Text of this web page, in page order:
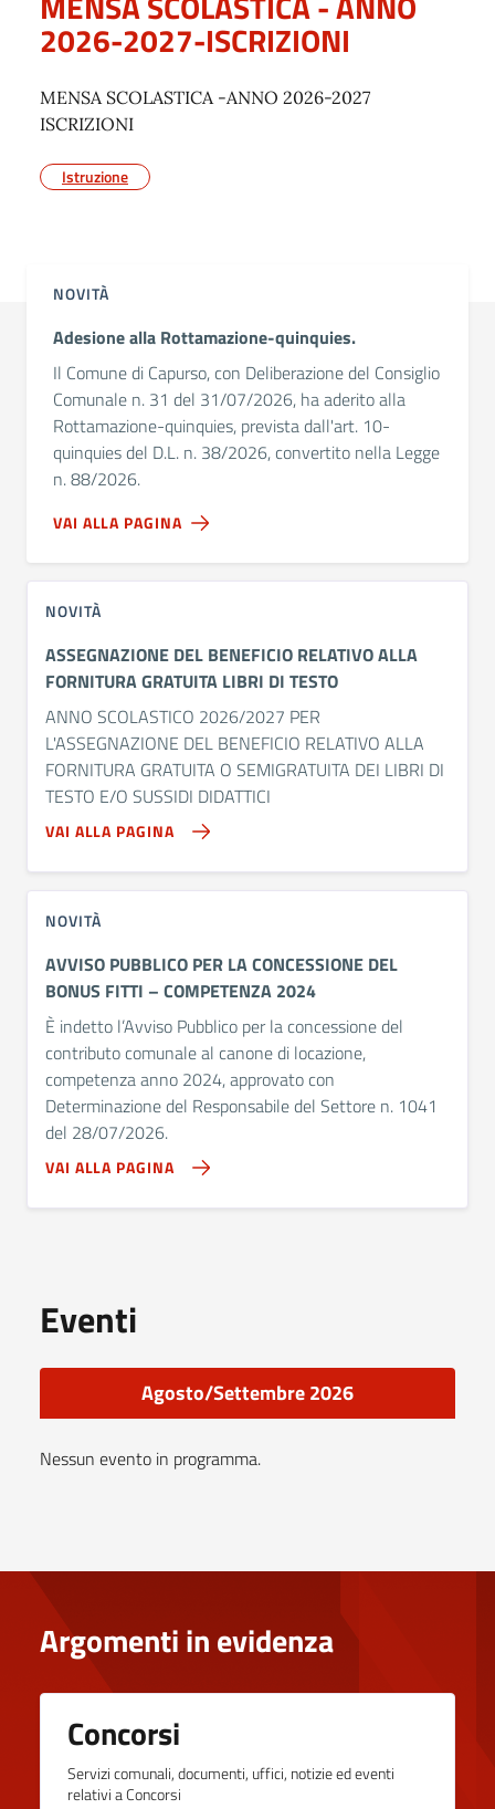
2026-2027-ISCRIZIONI
MENSA SCOLASTICA -ANNO 2026-2027
ISCRIZIONI
Istruzione
NOVITÀ
Adesione alla Rottamazione-quinquies.
Il Comune di Capurso, con Deliberazione del Consiglio
Comunale n. 31 del 31/07/2026, ha aderito alla
Rottamazione-quinquies, prevista dall'art. 10-
quinquies del D.L. n. 38/2026, convertito nella Legge
n. 88/2026.
VAI ALLA PAGINA
NOVITÀ
ASSEGNAZIONE DEL BENEFICIO RELATIVO ALLA
FORNITURA GRATUITA LIBRI DI TESTO
ANNO SCOLASTICO 2026/2027 PER
L'ASSEGNAZIONE DEL BENEFICIO RELATIVO ALLA
FORNITURA GRATUITA O SEMIGRATUITA DEI LIBRI DI
TESTO E/O SUSSIDI DIDATTICI
VAI ALLA PAGINA
NOVITÀ
AVVISO PUBBLICO PER LA CONCESSIONE DEL
BONUS FITTI – COMPETENZA 2024
È indetto l’Avviso Pubblico per la concessione del
contributo comunale al canone di locazione,
competenza anno 2024, approvato con
Determinazione del Responsabile del Settore n. 1041
del 28/07/2026.
VAI ALLA PAGINA
Eventi
Agosto/Settembre 2026
Nessun evento in programma.
Argomenti in evidenza
Concorsi
Servizi comunali, documenti, uffici, notizie ed eventi
relativi a Concorsi